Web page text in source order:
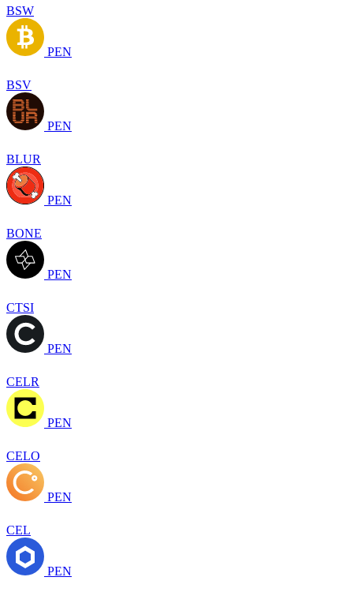
BSW
PEN
BSV
PEN
BLUR
PEN
BONE
PEN
CTSI
PEN
CELR
PEN
CELO
PEN
CEL
PEN